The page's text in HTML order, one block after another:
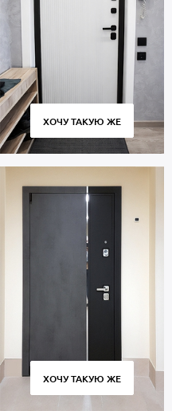
ХОЧУ ТАКУЮ ЖЕ
ХОЧУ ТАКУЮ ЖЕ